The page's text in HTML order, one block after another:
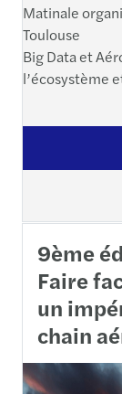
Matinale
Toulouse
Big Data et
l’écosystème
9ème
Faire
un
chain